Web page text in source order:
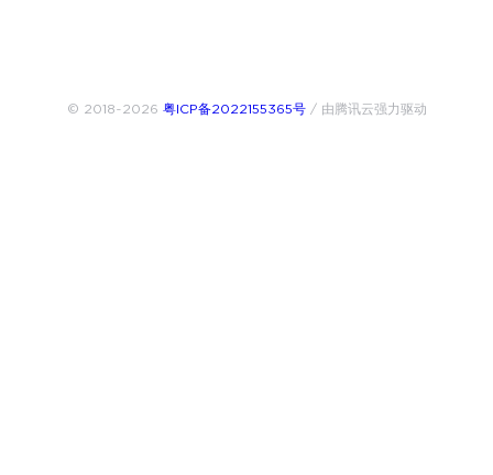
© 2018~2026 粤ICP备2022155365号/ 由腾讯云强力驱动